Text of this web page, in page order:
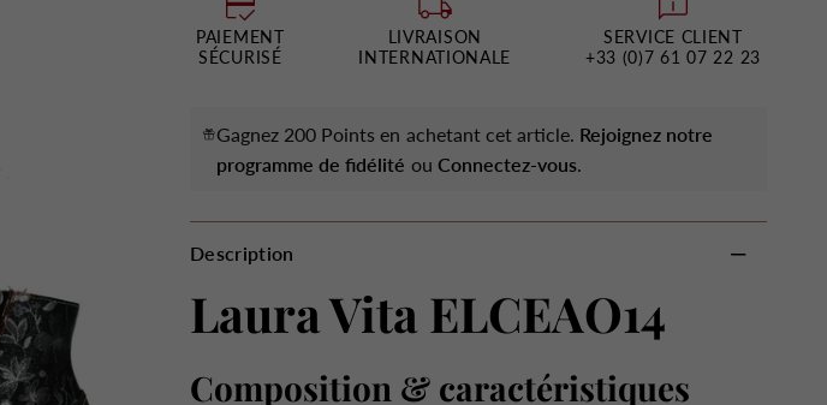
PAIEMENT
SÉCURISÉ
LIVRAISON
INTERNATIONALE
SERVICE CLIENT
+33 (0)7 61 07 22 23
Gagnez 200 Points en achetant cet article. Rejoignez notre
programme de fidélité ou Connectez-vous.
Description
Laura Vita ELCEAO14
Composition & caractéristiques